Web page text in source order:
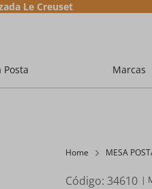
Le Creuset
Posta Marcas
Home MESA
Código:34610